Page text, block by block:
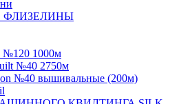
ФЛИЗЕЛИНЫ
№120 1000м
№40 2750м
№40 вышивальные (200м)